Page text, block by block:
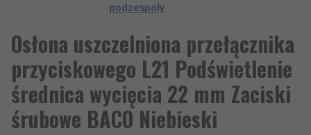
podzespoły
Osłona uszczelniona przełącznika
przyciskowego L21 Podświetlenie
średnica wycięcia 22 mm Zaciski
śrubowe BACO Niebieski